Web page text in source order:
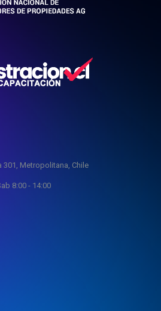
301, Metropolitana, Chile
8:00 - 14:00